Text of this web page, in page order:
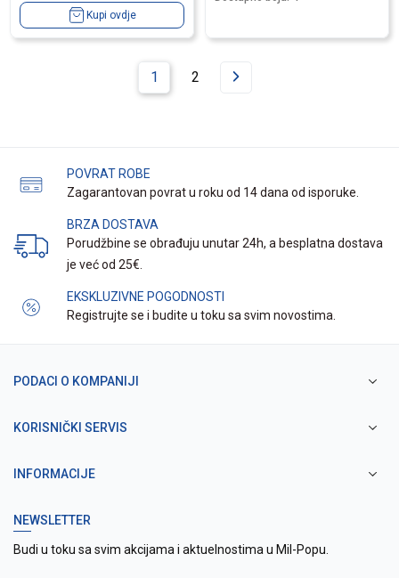
Kupi ovdje
1 2
POVRAT ROBE
Zagarantovan povrat u roku od 14 dana od isporuke.
BRZA DOSTAVA
Porudžbine se obrađuju unutar 24h, a besplatna dostava
je već od 25€.
EKSKLUZIVNE POGODNOSTI
Registrujte se i budite u toku sa svim novostima.
PODACI O KOMPANIJI
KORISNIČKI SERVIS
INFORMACIJE
NEWSLETTER
Budi u toku sa svim akcijama i aktuelnostima u Mil-Popu.